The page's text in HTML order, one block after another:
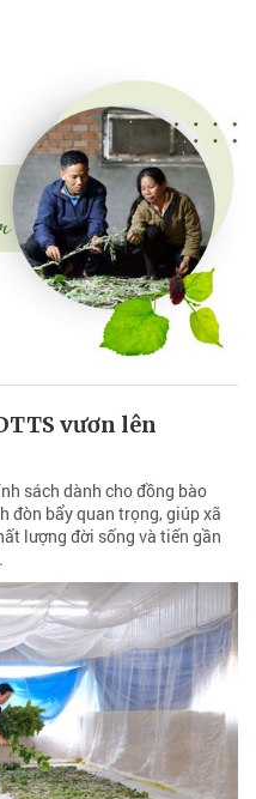
vươn lên
sách dành cho đồng bào
đòn bẩy quan trọng, giúp xã
lượng đời sống và tiến gần